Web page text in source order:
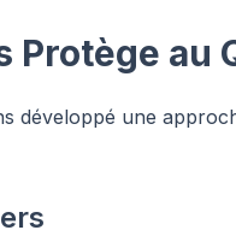
Protège au
développé une